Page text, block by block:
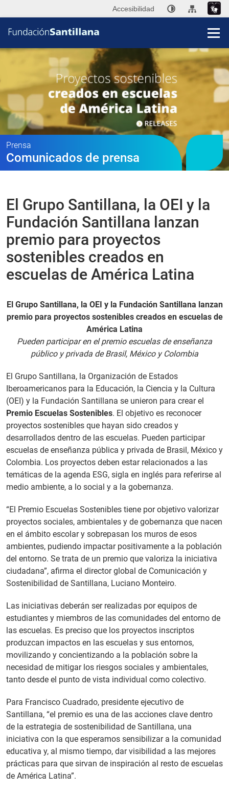
Accesibilidad
Prensa
Comunicados de prensa
El Grupo Santillana, la OEI y la
Fundación Santillana lanzan
premio para proyectos
sostenibles creados en
escuelas de América Latina
El Grupo Santillana, la OEI y la Fundación Santillana lanzan
premio para proyectos sostenibles creados en escuelas de
América Latina
Pueden participar en el premio escuelas de enseñanza
público y privada de Brasil, México y Colombia
El Grupo Santillana, la Organización de Estados
Iberoamericanos para la Educación, la Ciencia y la Cultura
(OEI) y la Fundación Santillana se unieron para crear el
Premio Escuelas Sostenibles. El objetivo es reconocer
proyectos sostenibles que hayan sido creados y
desarrollados dentro de las escuelas. Pueden participar
escuelas de enseñanza pública y privada de Brasil, México y
Colombia. Los proyectos deben estar relacionados a las
temáticas de la agenda ESG, sigla en inglés para referirse al
medio ambiente, a lo social y a la gobernanza.
“El Premio Escuelas Sostenibles tiene por objetivo valorizar
proyectos sociales, ambientales y de gobernanza que nacen
en el ámbito escolar y sobrepasan los muros de esos
ambientes, pudiendo impactar positivamente a la población
del entorno. Se trata de un premio que valoriza la iniciativa
ciudadana”, afirma el director global de Comunicación y
Sostenibilidad de Santillana, Luciano Monteiro.
Las iniciativas deberán ser realizadas por equipos de
estudiantes y miembros de las comunidades del entorno de
las escuelas. Es preciso que los proyectos inscriptos
produzcan impactos en las escuelas y sus entornos,
movilizando y concientizando a la población sobre la
necesidad de mitigar los riesgos sociales y ambientales,
tanto desde el punto de vista individual como colectivo.
Para Francisco Cuadrado, presidente ejecutivo de
Santillana, “el premio es una de las acciones clave dentro
de la estrategia de sostenibilidad de Santillana, una
iniciativa con la que esperamos sensibilizar a la comunidad
educativa y, al mismo tiempo, dar visibilidad a las mejores
prácticas para que sirvan de inspiración al resto de escuelas
de América Latina”.